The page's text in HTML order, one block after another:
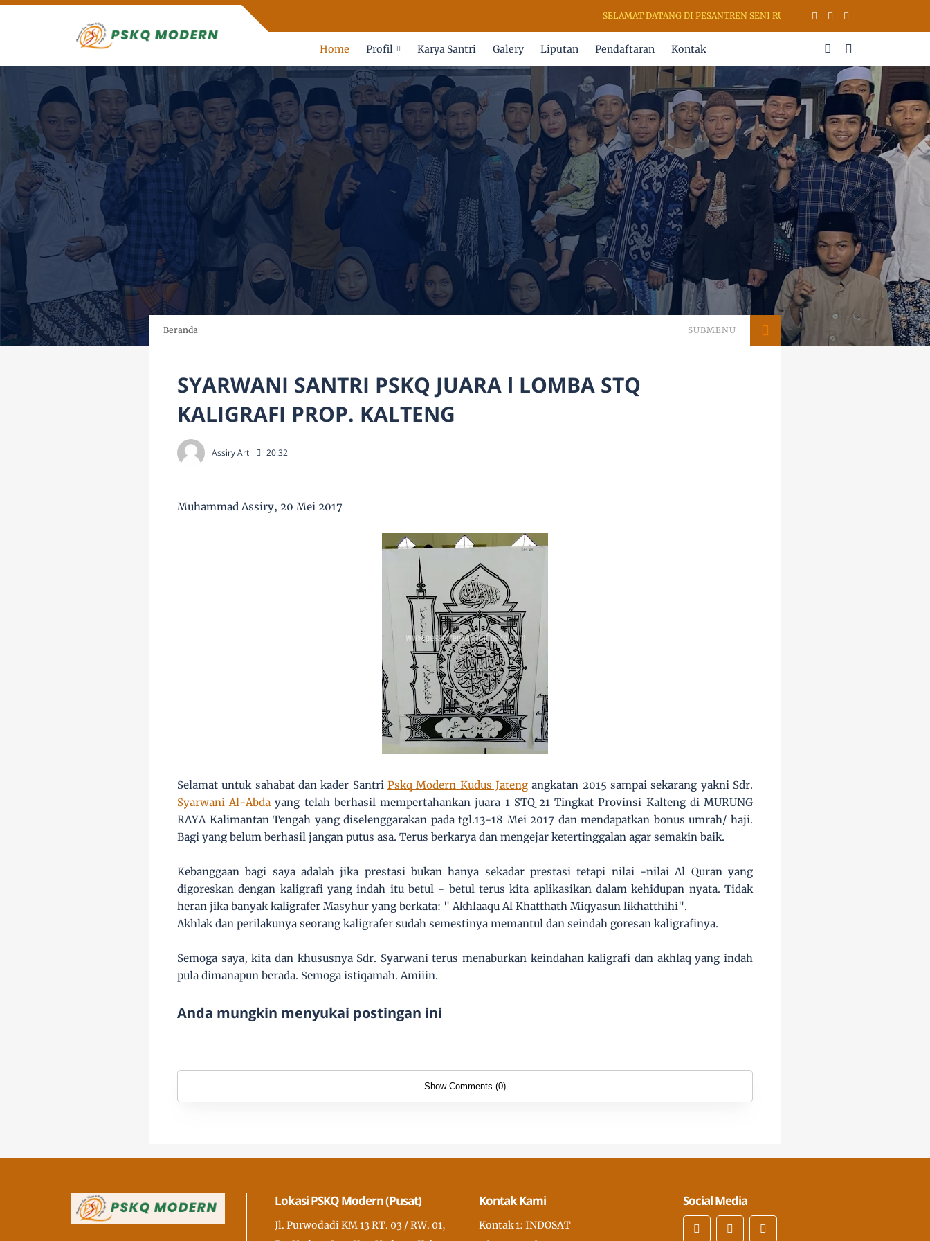
SELAMAT DATANG DI PESANTREN SENI RUPA & KALIGRAFI AL QURAN (PSKQ
Home Profil Karya Santri Galery Liputan Pendaftaran Kontak
Beranda SUBMENU
SYARWANI SANTRI PSKQ JUARA l LOMBA STQ
KALIGRAFI PROP. KALTENG
Assiry Art 20.32
Muhammad Assiry, 20 Mei 2017
Selamat untuk sahabat dan kader Santri Pskq Modern Kudus Jateng angkatan 2015 sampai sekarang yakni Sdr.
Syarwani Al-Abda yang telah berhasil mempertahankan juara 1 STQ 21 Tingkat Provinsi Kalteng di MURUNG
RAYA Kalimantan Tengah yang diselenggarakan pada tgl.13-18 Mei 2017 dan mendapatkan bonus umrah/ haji.
Bagi yang belum berhasil jangan putus asa. Terus berkarya dan mengejar ketertinggalan agar semakin baik.
Kebanggaan bagi saya adalah jika prestasi bukan hanya sekadar prestasi tetapi nilai -nilai Al Quran yang
digoreskan dengan kaligrafi yang indah itu betul - betul terus kita aplikasikan dalam kehidupan nyata. Tidak
heran jika banyak kaligrafer Masyhur yang berkata: " Akhlaaqu Al Khatthath Miqyasun likhatthihi".
Akhlak dan perilakunya seorang kaligrafer sudah semestinya memantul dan seindah goresan kaligrafinya.
Semoga saya, kita dan khususnya Sdr. Syarwani terus menaburkan keindahan kaligrafi dan akhlaq yang indah
pula dimanapun berada. Semoga istiqamah. Amiiin.
Anda mungkin menyukai postingan ini
Show Comments (0)
Lokasi PSKQ Modern (Pusat)
Jl. Purwodadi KM 13 RT. 03 / RW. 01,
Kontak Kami
Kontak 1: INDOSAT
Social Media